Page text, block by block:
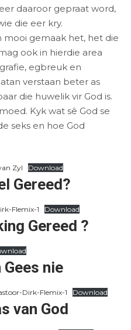
daaroor gepraat word,
die eer kry.
mooi gemaak het, het die
ook in hierdie area
egbreuk en
verstaan beter as
die huwelik vir God is.
Kyk wat sê God se
seks en hoe God
Zyl Download
Gereed?
Flemix-1 Download
Gereed ?
Gees nie
Dirk-Flemix-1 Download
van God